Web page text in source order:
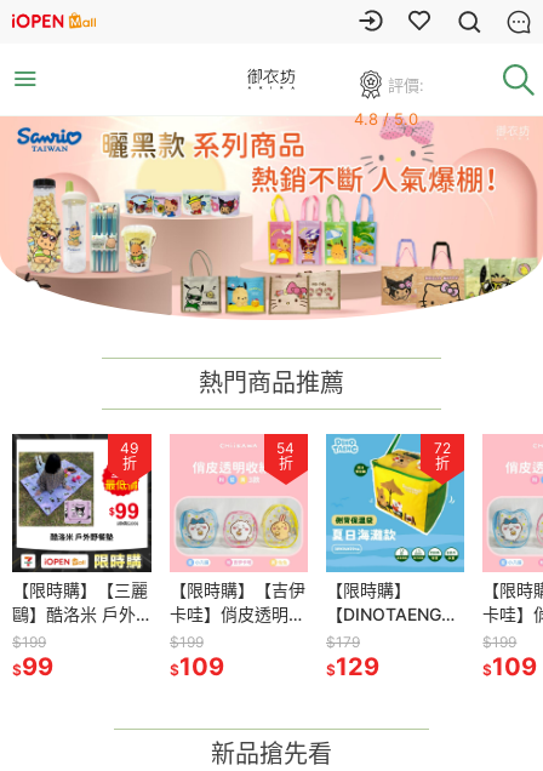
評價:
4.8 / 5.0
熱門商品推薦
49
折
【限時購】【三麗
鷗】酷洛米 戶外
野餐墊(可愛秘密
款)
$199
$99
54
折
【限時購】【吉伊
卡哇】俏皮透明收
納袋
$199
$109
72
折
【限時購】
【DINOTAENG】
側背保溫袋(夏日
海灘款)
$179
$129
【限
卡哇】
納袋
$199
$109
新品搶先看